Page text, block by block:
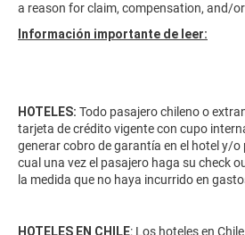
a reason for claim, compensation, and/
Información importante de leer:
HOTELES: Todo pasajero chileno o
tarjeta de crédito vigente con cupo
generar cobro de garantía en el hotel y/o
cual una vez el pasajero haga su check
la medida que no haya incurrido en
HOTELES EN CHILE: Los hoteles en